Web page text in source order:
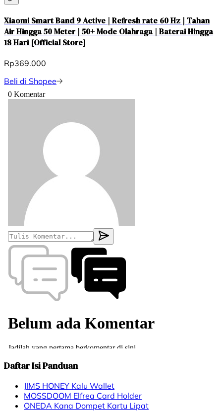
Xiaomi Smart Band 9 Active | Refresh rate 60 Hz | Tahan
Air Hingga 50 Meter | 50+ Mode Olahraga | Baterai Hingga
18 Hari [Official Store]
Rp369.000
Beli di Shopee
Daftar Isi Panduan
JIMS HONEY Kalu Wallet
MOSSDOOM Elfrea Card Holder
ONEDA Kana Dompet Kartu Lipat